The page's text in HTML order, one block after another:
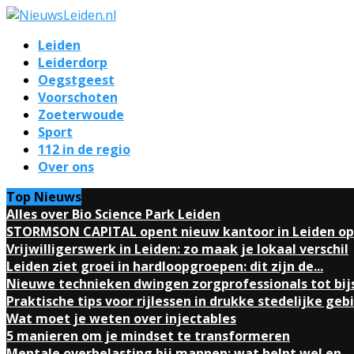
Leiden
Leiderdorp
Oegstgeest
Voorschoten
Zoeterwoude
Sport
112 in de regio
Over ons
Top Nieuws
Alles over Bio Science Park Leiden
STORMSON CAPITAL opent nieuw kantoor in Leiden
Vrijwilligerswerk in Leiden: zo maak je lokaal verschil
Leiden ziet groei in hardloopgroepen: dit zijn de...
Nieuwe technieken dwingen zorgprofessionals tot
Praktische tips voor rijlessen in drukke stedelijke
Wat moet je weten over injectables
5 manieren om je mindset te transformeren